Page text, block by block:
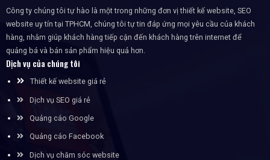
Công ty chúng tôi tự hào là một trong những đơn vị thiết kế website, SEO
website uy tín tại TPHCM, chúng tôi tự tin đáp ứng mọi yêu cầu của khách
hàng, nhằm giúp khách hàng tiếp cận đến khách hàng trên internet để
quảng bá và bán sản phẩm hiệu quả hơn.
Dịch vụ của chúng tôi
Thiết kế website giá rẻ
Dịch vụ SEO giá rẻ
Quảng cáo Google
Quảng cáo Facebook
Dịch vụ chăm sóc website